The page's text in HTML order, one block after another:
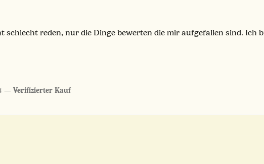
schlecht reden, nur die Dinge bewerten die mir aufgefallen sind. Ich
Verifizierter Kauf